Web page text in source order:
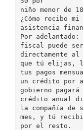
niño menor de
¿Cómo recibo mi
asistencia
Por
fiscal puede
directamente al
que tú elijas,
tus pagos
un crédito por
gobierno
crédito anual
la compañía de
mes, y tú
por el resto.